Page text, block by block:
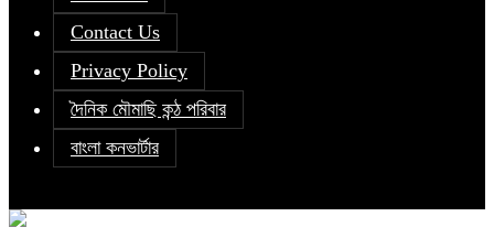
Contact Us
Privacy Policy
দৈনিক মৌমাছি কন্ঠ পরিবার
বাংলা কনভার্টার